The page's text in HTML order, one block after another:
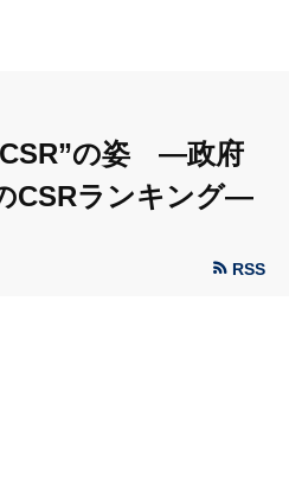
CSR”の姿 —政府
CSRランキング—
RSS